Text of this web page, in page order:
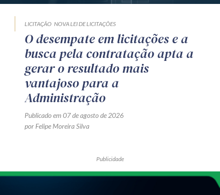
LICITAÇÃO NOVA LEI DE LICITAÇÕES
O desempate em licitações e a
busca pela contratação apta a
gerar o resultado mais
vantajoso para a
Administração
Publicado em 07 de agosto de 2026
por Felipe Moreira Silva
Publicidade